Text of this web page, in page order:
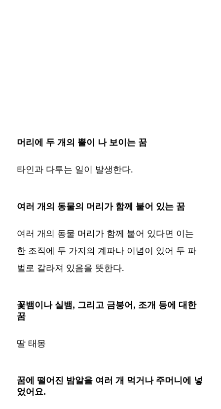
머리에 두 개의 뿔이 나 보이는 꿈
타인과 다투는 일이 발생한다.
여러 개의 동물의 머리가 함께 붙어 있는 꿈
여러 개의 동물 머리가 함께 붙어 있다면 이는
한 조직에 두 가지의 계파나 이념이 있어 두 파
벌로 갈라져 있음을 뜻한다.
꽃뱀이나 실뱀, 그리고 금붕어, 조개 등에 대한
꿈
딸 태몽
꿈에 떨어진 밤알을 여러 개 먹거나 주머니에 넣
었어요.